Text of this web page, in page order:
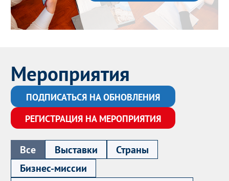
Мероприятия
ПОДПИСАТЬСЯ НА ОБНОВЛЕНИЯ
РЕГИСТРАЦИЯ НА МЕРОПРИЯТИЯ
Все Выставки
Страны
Бизнес-миссии